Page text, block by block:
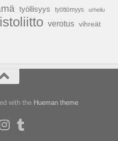
työllisyys työttömyys urheilu
verotus vihreät
with the Hueman theme